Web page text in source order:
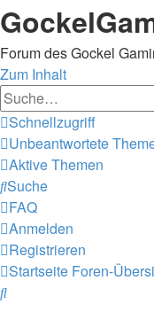
Forum des Gockel
Zum Inhalt
Schnellzugriff
Unbeantwortete
Aktive Themen
Suche
FAQ
Anmelden
Registrieren
Startseite Foren-
Suche